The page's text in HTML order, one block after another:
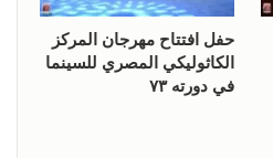
حفل افتتاح مهرجان المركز
الكاثوليكي المصري للسينما
في دورته ٧٣